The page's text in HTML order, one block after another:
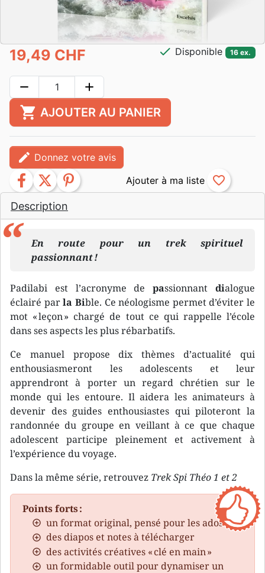
Description
En route pour un trek spirituel
passionnant !
Padilabi est l’acronyme depassionnantdialogue
éclairé parla Bible. Ce néologisme permet d’éviter le
mot « leçon » chargé de tout ce qui rappelle l’école
dans ses aspects les plus rébarbatifs.
Ce manuel propose dix thèmes d’actualité qui
enthousiasmeront les adolescents et leur
apprendront à porter un regard chrétien sur le
monde qui les entoure. Il aidera les animateurs à
devenir des guides enthousiastes qui piloteront la
randonnée du groupe en veillant à ce que chaque
adolescent participe pleinement et activement à
l’expérience du voyage.
Dans la même série, retrouvez Trek Spi Théo 1 et 2
Points forts :
un format original, pensé pour les ados
des diapos et notes à télécharger
des activités créatives « clé en main »
un formidable outil pour dynamiser un
19,49 CHF check Disponible 16 ex.
remove add
shopping_cart AJOUTER AU PANIER
edit Donnez votre avis
facebook twitter pinterest favorite_border